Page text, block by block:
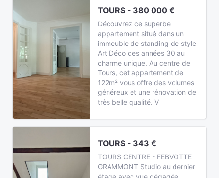
TOURS - 380 000 €
Découvrez ce superbe
appartement situé dans un
immeuble de standing de style
Art Déco des années 30 au
charme unique. Au centre de
Tours, cet appartement de
122m² vous offre des volumes
généreux et une rénovation de
très belle qualité. V
TOURS - 343 €
TOURS CENTRE - FEBVOTTE
GRAMMONT Studio au dernier
étage avec vue dégagée,